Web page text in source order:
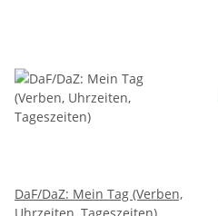
DaF/DaZ: Mein Tag (Verben,